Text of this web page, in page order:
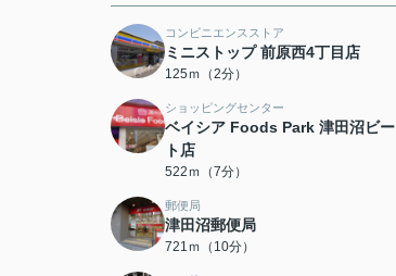
コンビニエンスストア
ミニストップ 前原西4丁目店
125ｍ（2分）
ショッピングセンター
ベイシア Foods Park 津田沼ビー
ト店
522ｍ（7分）
郵便局
津田沼郵便局
721ｍ（10分）